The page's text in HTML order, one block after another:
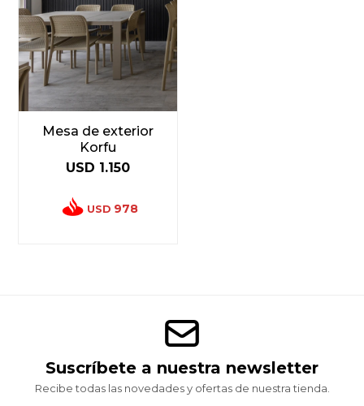
Mesa de exterior
Korfu
USD 1.150
USD 978
Suscríbete a nuestra newsletter
Recibe todas las novedades y ofertas de nuestra tienda.